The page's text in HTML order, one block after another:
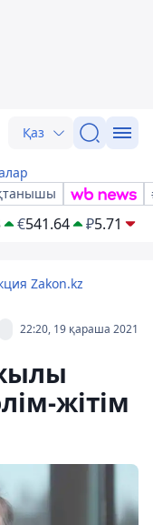
Қаз
€541.64 ₽5.71
Zakon.kz
22:20, 19 қараша 2021
жітім